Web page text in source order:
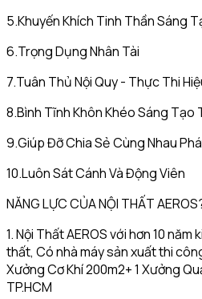
5.Khuyến Khích Tinh Thần Sáng
6.Trọng Dụng Nhân Tài
7.Tuân Thủ Nội Quy - Thực Thi
8.Bình Tĩnh Khôn Khéo Sáng Tạo
9.Giúp Đỡ Chia Sẻ Cùng Nhau
10.Luôn Sát Cánh Và Động Viên
NĂNG LỰC CỦA NỘI THẤT
1. Nội Thất AEROS với hơn 10
thất, Có nhà máy sản xuất thi
Xưởng Cơ Khí 200m2+ 1 Xưởng
TP.HCM